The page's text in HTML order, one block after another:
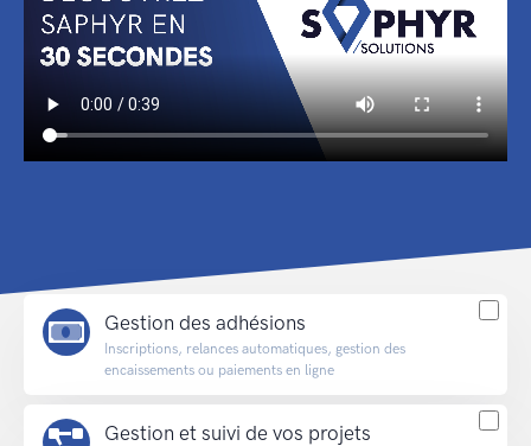
Gestion des adhésions
Inscriptions, relances automatiques, gestion des
encaissements ou paiements en ligne
Gestion et suivi de vos projets